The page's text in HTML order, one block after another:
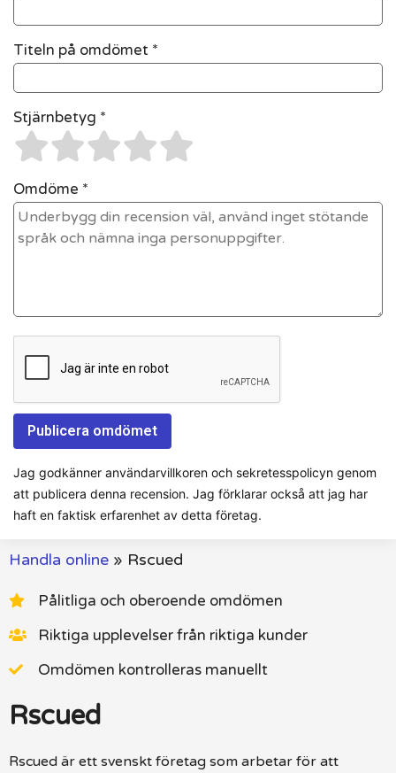
Titeln på omdömet *
Stjärnbetyg *
Omdöme *
Jag godkänner användarvillkoren och sekretesspolicyn genom
att publicera denna recension. Jag förklarar också att jag har
haft en faktisk erfarenhet av detta företag.
Handla online » Rscued
Pålitliga och oberoende omdömen
Riktiga upplevelser från riktiga kunder
Omdömen kontrolleras manuellt
Rscued
Rscued är ett svenskt företag som arbetar för att